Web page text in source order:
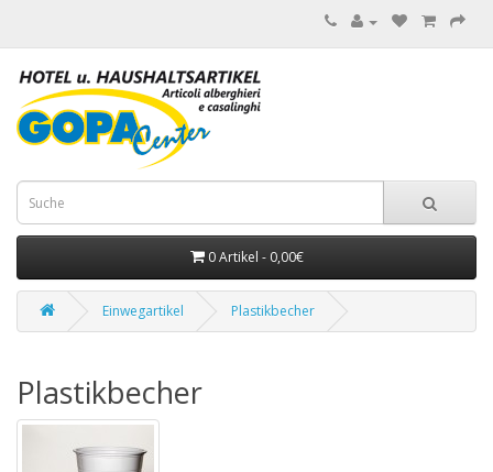
0 Artikel - 0,00€
Einwegartikel Plastikbecher
Plastikbecher